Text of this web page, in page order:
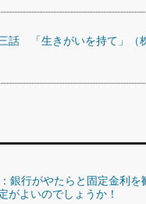
話 「生きがいを持て」（
銀行がやたらと固定金利を
がよいのでしょうか！